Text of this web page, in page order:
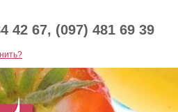
42 67, (097) 481 69 39